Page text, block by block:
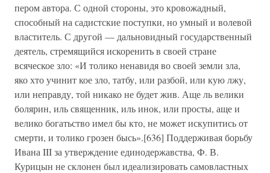
пером автора. С одной стороны, это кровожадный,
способный на садистские поступки, но умный и волевой
властитель. С другой — дальновидный государственный
деятель, стремящийся искоренить в своей стране
всяческое зло: «И толико ненавидя во своей земли зла,
яко хто учинит кое зло, татбу, или разбой, или кую лжу,
или неправду, той никако не будет жив. Аще ль велики
болярин, иль священник, иль инок, или просты, аще и
велико богатьство имел бы кто, не может искупитись от
смерти, и толико грозен бысь».[636] Поддерживая борьбу
Ивана III за утверждение единодержавства, Ф. В.
Курицын не склонен был идеализировать самовластных